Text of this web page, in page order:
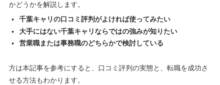
かどうかを解説します。
千葉キャリの口コミ評判がよければ使ってみたい
大手にはない千葉キャリならではの強みが知りたい
営業職または事務職のどちらかで検討している
方は本記事を参考にすると、口コミ評判の実態と、転職を成功さ
せる方法もわかります。